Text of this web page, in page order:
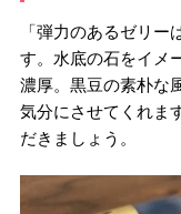
「弾力のあるゼリ
す。水底の石をイメ
濃厚。黒豆の素朴な
気分にさせてくれま
だきましょう。